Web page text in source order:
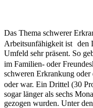
Das Thema schwerer
Arbeitsunfähigkeit ist den
Umfeld sehr präsent. So
im Familien- oder
schweren Erkrankung
oder war. Ein Drittel (30
sogar länger als sechs
gezogen wurden. Unter